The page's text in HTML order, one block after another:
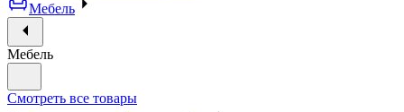
Мебель
Мебель
Смотреть все товары